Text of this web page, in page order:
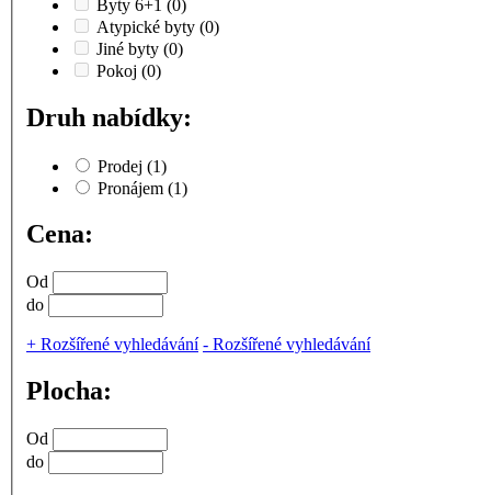
Byty 6+1 (0)
Atypické byty (0)
Jiné byty (0)
Pokoj (0)
Druh nabídky:
Prodej (1)
Pronájem (1)
Cena:
Od
do
+ Rozšířené vyhledávání - Rozšířené vyhledávání
Plocha:
Od
do